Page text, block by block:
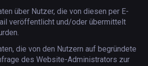
über Nutzer, die von diesen per E-
veröffentlicht und/oder übermittelt
die von den Nutzern auf begründete
des Website-Administrators zur